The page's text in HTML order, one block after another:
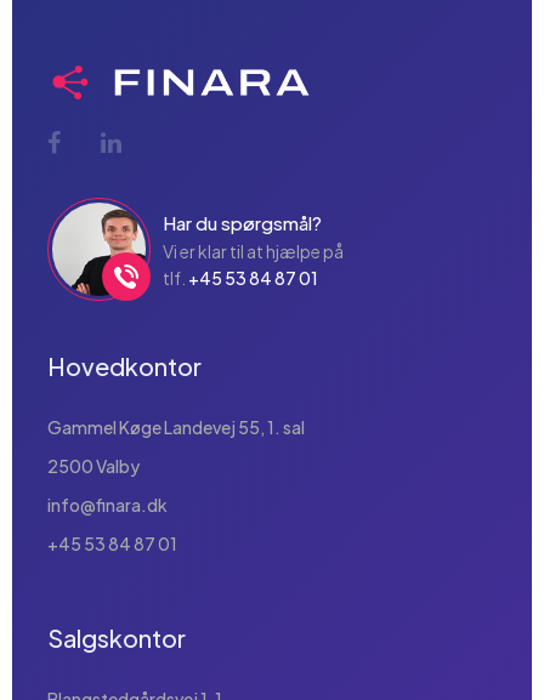
Har du spørgsmål?
Vi er klar til at hjælpe på
tlf. +45 53 84 87 01
Hovedkontor
Gammel Køge Landevej 55, 1. sal
2500 Valby
info@finara.dk
+45 53 84 87 01
Salgskontor